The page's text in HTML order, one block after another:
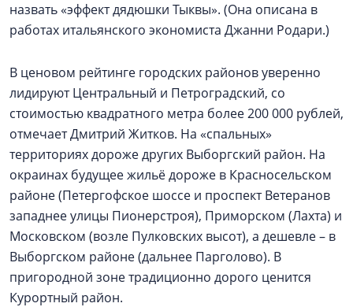
назвать «эффект дядюшки Тыквы». (Она описана в
работах итальянского экономиста Джанни Родари.)
В ценовом рейтинге городских районов уверенно
лидируют Центральный и Петроградский, со
стоимостью квадратного метра более 200 000 рублей,
отмечает Дмитрий Житков. На «спальных»
территориях дороже других Выборгский район. На
окраинах будущее жильё дороже в Красносельском
районе (Петергофское шоссе и проспект Ветеранов
западнее улицы Пионерстроя), Приморском (Лахта) и
Московском (возле Пулковских высот), а дешевле – в
Выборгском районе (дальнее Парголово). В
пригородной зоне традиционно дорого ценится
Курортный район.